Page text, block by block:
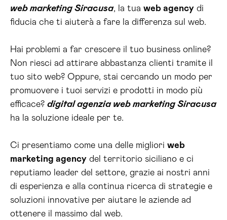
web marketing Siracusa, la tua web agency di
fiducia che ti aiuterà a fare la differenza sul web.
Hai problemi a far crescere il tuo business online?
Non riesci ad attirare abbastanza clienti tramite il
tuo sito web? Oppure, stai cercando un modo per
promuovere i tuoi servizi e prodotti in modo più
efficace? digital agenzia web marketing Siracusa
ha la soluzione ideale per te.
Ci presentiamo come una delle migliori web
marketing agency del territorio siciliano e ci
reputiamo leader del settore, grazie ai nostri anni
di esperienza e alla continua ricerca di strategie e
soluzioni innovative per aiutare le aziende ad
ottenere il massimo dal web.